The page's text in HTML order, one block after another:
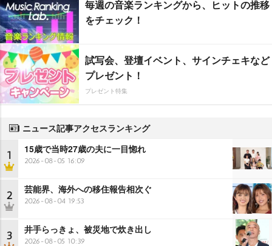
毎週の音楽ランキングから、ヒットの推移
をチェック！
試写会、登壇イベント、サインチェキなど
プレゼント！
プレゼント特集
ニュース記事アクセスランキング
1 15歳で当時27歳の夫に一目惚れ
2026-08-05 16:09
2 芸能界、海外への移住報告相次ぐ
2026-08-04 19:53
3 井手らっきょ、被災地で炊き出し
2026-08-05 10:39